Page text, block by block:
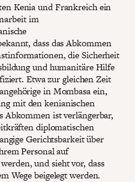
Kenia und Frankreich ein
im
dass das Abkommen
die Sicherheit
und humanitäre Hilfe
Etwa zur gleichen Zeit
in Mombasa ein,
mit den kenianischen
ist verlängerbar,
diplomatischen
Gerichtsbarkeit über
Personal auf
und sieht vor, dass
Wege beigelegt werden.